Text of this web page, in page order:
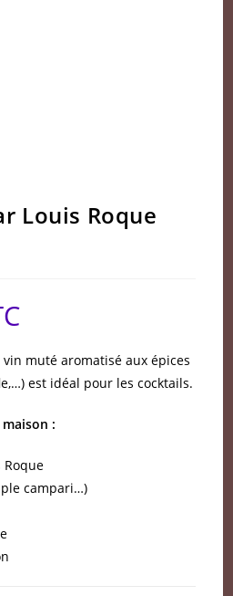
Louis Roque
muté aromatisé aux épices
est idéal pour les cocktails.
:
Roque
campari…)